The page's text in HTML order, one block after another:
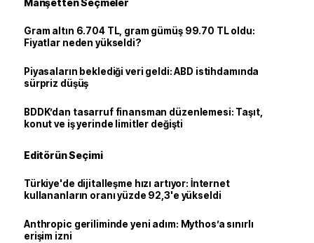
Manşetten Seçmeler
Gram altın 6.704 TL, gram gümüş 99.70 TL oldu:
Fiyatlar neden yükseldi?
Piyasaların beklediği veri geldi: ABD istihdamında
sürpriz düşüş
BDDK’dan tasarruf finansman düzenlemesi: Taşıt,
konut ve iş yerinde limitler değişti
Editörün Seçimi
Türkiye'de dijitalleşme hızı artıyor: İnternet
kullananların oranı yüzde 92,3'e yükseldi
Anthropic geriliminde yeni adım: Mythos’a sınırlı
erişim izni